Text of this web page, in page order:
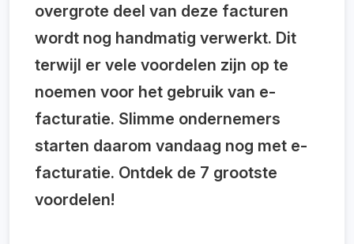
overgrote deel van deze facturen
wordt nog handmatig verwerkt. Dit
terwijl er vele voordelen zijn op te
noemen voor het gebruik van e-
facturatie. Slimme ondernemers
starten daarom vandaag nog met e-
facturatie. Ontdek de 7 grootste
voordelen!